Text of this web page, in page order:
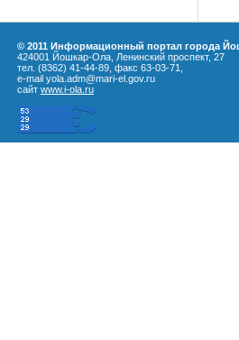
© 2011 Информационный портал города
424001 Йошкар-Ола, Ленинский проспект, 27
тел. (8362) 41-44-89, факс 63-03-71,
e-mail yola.adm@mari-el.gov.ru
сайт www.i-ola.ru